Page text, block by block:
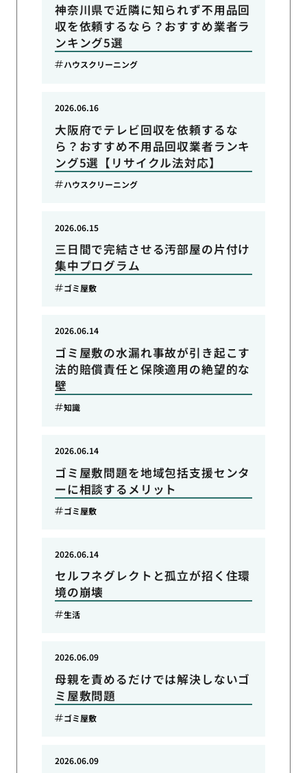
神奈川県で近隣に知られず不用品回
収を依頼するなら？おすすめ業者ラ
ンキング5選
ハウスクリーニング
大阪府でテレビ回収を依頼するな
ら？おすすめ不用品回収業者ランキ
ング5選【リサイクル法対応】
2026.06.16
ハウスクリーニング
三日間で完結させる汚部屋の片付け
集中プログラム
2026.06.15
ゴミ屋敷
ゴミ屋敷の水漏れ事故が引き起こす
法的賠償責任と保険適用の絶望的な
壁
2026.06.14
知識
ゴミ屋敷問題を地域包括支援センタ
ーに相談するメリット
2026.06.14
ゴミ屋敷
セルフネグレクトと孤立が招く住環
境の崩壊
2026.06.14
生活
母親を責めるだけでは解決しないゴ
ミ屋敷問題
2026.06.09
ゴミ屋敷
2026.06.09